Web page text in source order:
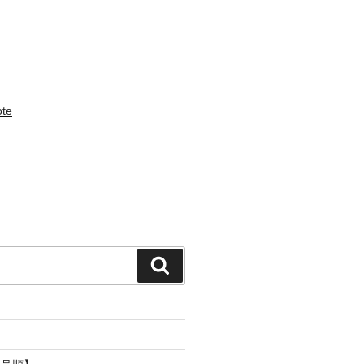
索